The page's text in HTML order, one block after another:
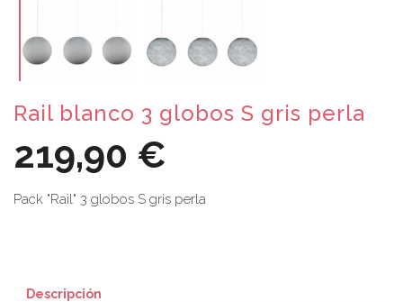
Rail blanco 3 globos S gris perla
219,90 €
Pack "Rail" 3 globos S gris perla
Descripción